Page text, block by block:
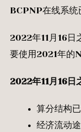
BCPNP在线系统
2022年11月16日
要使用2021年的
2022年11月16 日
算分结构
经济流动